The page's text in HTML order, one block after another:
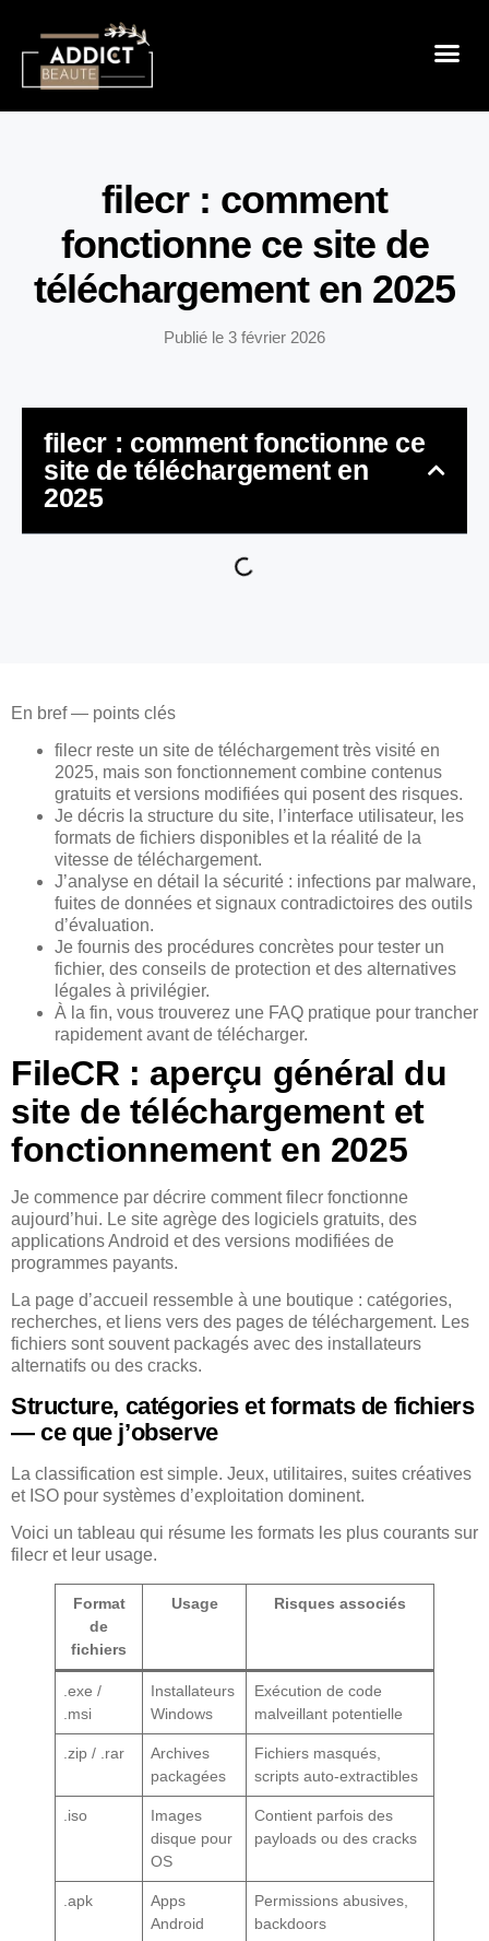
filecr : comment
fonctionne ce site de
téléchargement en 2025
Publié le 3 février 2026
filecr : comment fonctionne ce
site de téléchargement en
2025
En bref — points clés
filecr reste un site de téléchargement très visité en
2025, mais son fonctionnement combine contenus
gratuits et versions modifiées qui posent des risques.
Je décris la structure du site, l’interface utilisateur, les
formats de fichiers disponibles et la réalité de la
vitesse de téléchargement.
J’analyse en détail la sécurité : infections par malware,
fuites de données et signaux contradictoires des outils
d’évaluation.
Je fournis des procédures concrètes pour tester un
fichier, des conseils de protection et des alternatives
légales à privilégier.
À la fin, vous trouverez une FAQ pratique pour trancher
rapidement avant de télécharger.
FileCR : aperçu général du
site de téléchargement et
fonctionnement en 2025
Je commence par décrire comment filecr fonctionne
aujourd’hui. Le site agrège des logiciels gratuits, des
applications Android et des versions modifiées de
programmes payants.
La page d’accueil ressemble à une boutique : catégories,
recherches, et liens vers des pages de téléchargement. Les
fichiers sont souvent packagés avec des installateurs
alternatifs ou des cracks.
Structure, catégories et formats de fichiers
— ce que j’observe
La classification est simple. Jeux, utilitaires, suites créatives
et ISO pour systèmes d’exploitation dominent.
Voici un tableau qui résume les formats les plus courants sur
filecr et leur usage.
Format
de
fichiers
Usage Risques associés
.exe /
.msi
Installateurs
Windows
Exécution de code
malveillant potentielle
.zip / .rar
Archives
packagées
Fichiers masqués,
scripts auto-extractibles
.iso
Images
disque pour
OS
Contient parfois des
payloads ou des cracks
.apk
Apps
Android
Permissions abusives,
backdoors